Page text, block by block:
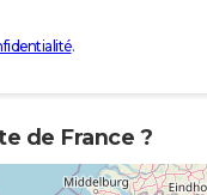
.
de France ?